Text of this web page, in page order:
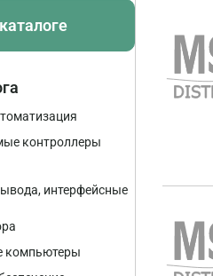
контроллеры
интерфейсные